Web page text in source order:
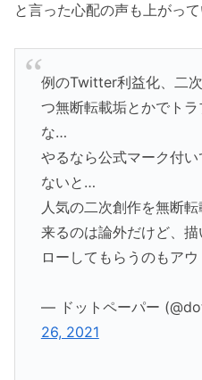
と言った心配の声も上がって
例のTwitter利益化、二
つ無断転載垢とかでト
な…
やるなら公式マーク付
ないと…
人気の二次創作を無断
来るのは論外だけど、
ローしてもらうのもア
— ドットペーパー
26, 2021